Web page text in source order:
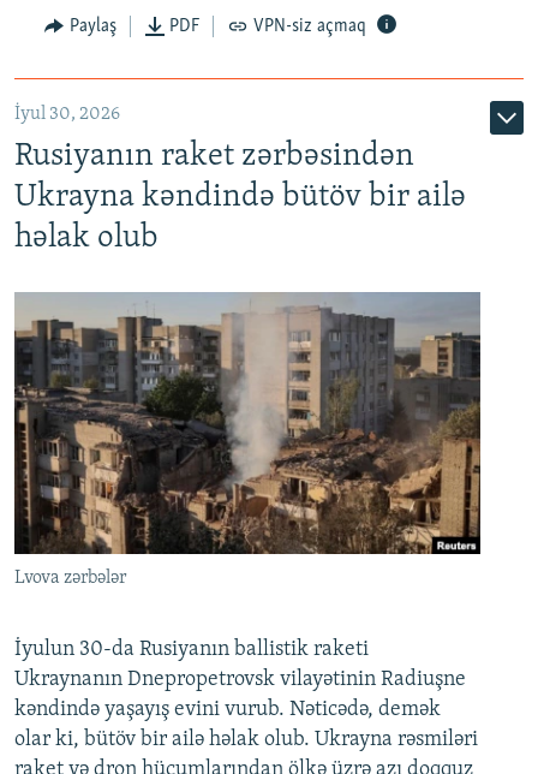
Paylaş PDF VPN-siz açmaq
İyul 30, 2026
Rusiyanın raket zərbəsindən
Ukrayna kəndində bütöv bir ailə
həlak olub
Lvova zərbələr
İyulun 30-da Rusiyanın ballistik raketi
Ukraynanın Dnepropetrovsk vilayətinin Radiuşne
kəndində yaşayış evini vurub. Nəticədə, demək
olar ki, bütöv bir ailə həlak olub. Ukrayna rəsmiləri